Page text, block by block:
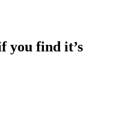
you find it’s